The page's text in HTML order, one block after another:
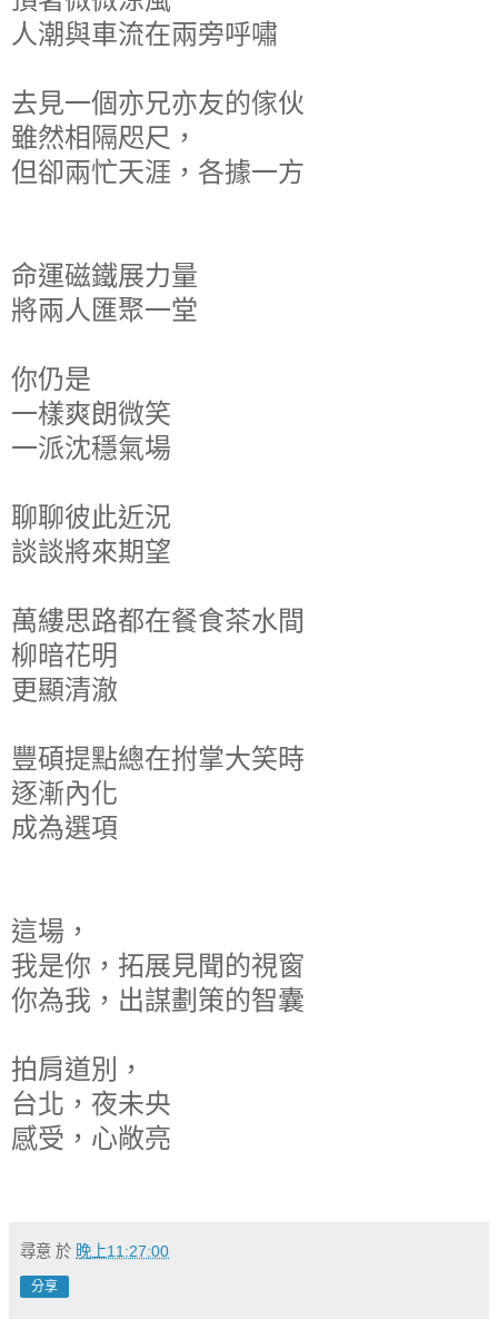
人潮與車流在兩旁呼嘯
去見一個亦兄亦友的傢伙
雖然相隔咫尺，
但卻兩忙天涯，各據一方
命運磁鐵展力量
將兩人匯聚一堂
你仍是
一樣爽朗微笑
一派沈穩氣場
聊聊彼此近況
談談將來期望
萬縷思路都在餐食茶水間
柳暗花明
更顯清澈
豐碩提點總在拊掌大笑時
逐漸內化
成為選項
這場，
我是你，拓展見聞的視窗
你為我，出謀劃策的智囊
拍肩道別，
台北，夜未央
感受，心敞亮
尋意 於 晚上11:27:00
分享